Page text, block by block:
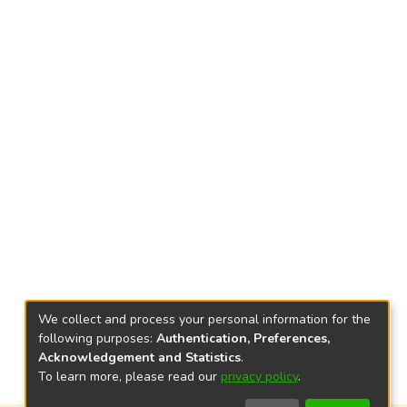
We collect and process your personal information for the
following purposes: Authentication, Preferences,
Acknowledgement and Statistics.
To learn more, please read our privacy policy.